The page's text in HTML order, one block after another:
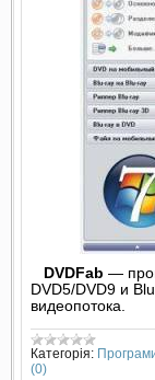
DVDFab —
DVD5/DVD9 и
видеопотока.
Категорія:
(0)